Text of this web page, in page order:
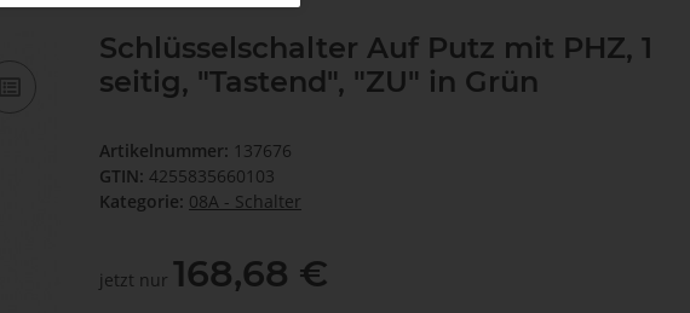
Schlüsselschalter Auf Putz mit PHZ, 1
seitig, "Tastend", "ZU" in Grün
Artikelnummer: 137676
GTIN: 4255835660103
Kategorie: 08A - Schalter
jetzt nur 168,68 €